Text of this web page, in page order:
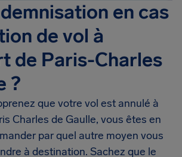
en cas
de vol à
de Paris-Charles
?
que votre vol est annulé à
Charles de Gaulle, vous êtes en
par quel autre moyen vous
à destination. Sachez que le